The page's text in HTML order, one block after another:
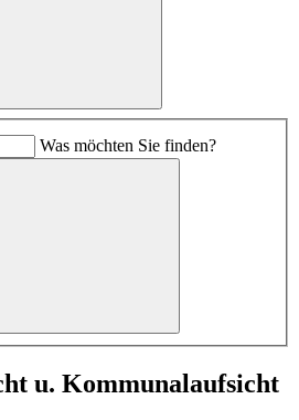
Was möchten Sie finden?
u. Kommunalaufsicht